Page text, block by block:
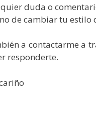
duda o
de cambiar tu
a contactarme a
responderte.